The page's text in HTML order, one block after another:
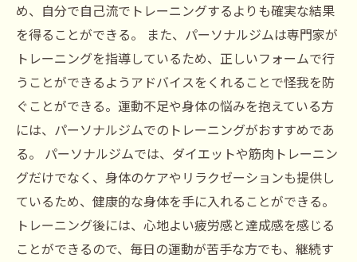
め、自分で自己流でトレーニングするよりも確実な結果
を得ることができる。 また、パーソナルジムは専門家が
トレーニングを指導しているため、正しいフォームで行
うことができるようアドバイスをくれることで怪我を防
ぐことができる。運動不足や身体の悩みを抱えている方
には、パーソナルジムでのトレーニングがおすすめであ
る。 パーソナルジムでは、ダイエットや筋肉トレーニン
グだけでなく、身体のケアやリラクゼーションも提供し
ているため、健康的な身体を手に入れることができる。
トレーニング後には、心地よい疲労感と達成感を感じる
ことができるので、毎日の運動が苦手な方でも、継続す